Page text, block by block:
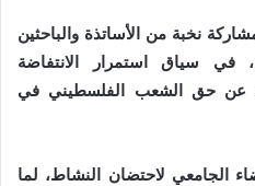
نخبة من الأساتذة والباحثين
في سياق استمرار الانتفاضة
عن حق الشعب الفلسطيني في
الجامعي لاحتضان النشاط، لما